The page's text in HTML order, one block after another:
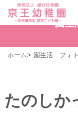
園生
ホーム 園生活 フォ
たのしか